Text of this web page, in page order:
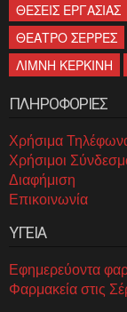
ΘΕΣΕΙΣ ΕΡΓΑΣΙΑΣ
ΘΕΑΤΡΟ ΣΕΡΡΕΣ
ΛΙΜΝΗ ΚΕΡΚΙΝΗ
ΠΛΗΡΟΦΟΡΙΕΣ
Χρήσιμα
Χρήσιμοι
Διαφήμιση
Επικοινωνία
ΥΓΕΙΑ
Εφημερεύοντα
Φαρμακεία στις